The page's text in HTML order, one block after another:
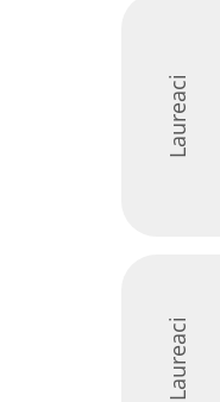
Laureaci
Laureaci